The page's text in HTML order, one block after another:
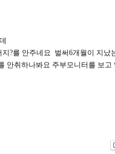
?를 안주네요 벌써6개월이 지났
안취하나봐요 주부모니터를 보고